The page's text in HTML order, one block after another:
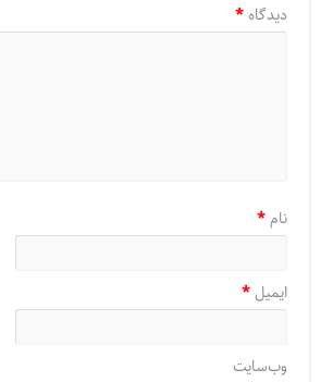
دیدگاه*
نام*
ایمیل*
وب‌سایت